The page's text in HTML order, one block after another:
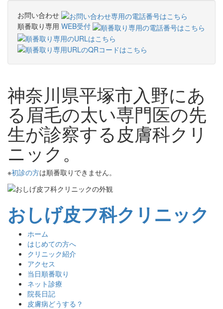
お問い合わせ
順番取り専用 WEB受付
神奈川県平塚市入野にあ
る眉毛の太い専門医の先
生が診察する皮膚科クリ
ニック。
※初診の方は順番取りできません。
おしげ皮フ科クリニック
ホーム
はじめての方へ
クリニック紹介
アクセス
当日順番取り
ネット診療
院長日記
皮膚病どうする？